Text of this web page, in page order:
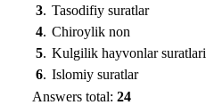
3. Tasodifiy suratlar
4. Chiroylik non
5. Kulgilik hayvonlar suratlari
6. Islomiy suratlar
Answers total: 24